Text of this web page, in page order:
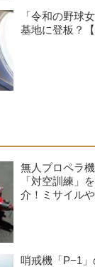
「令和の野球
基地に登板？【
無人プロペラ
「対空訓練」
介！ミサイル
哨戒機「P−1